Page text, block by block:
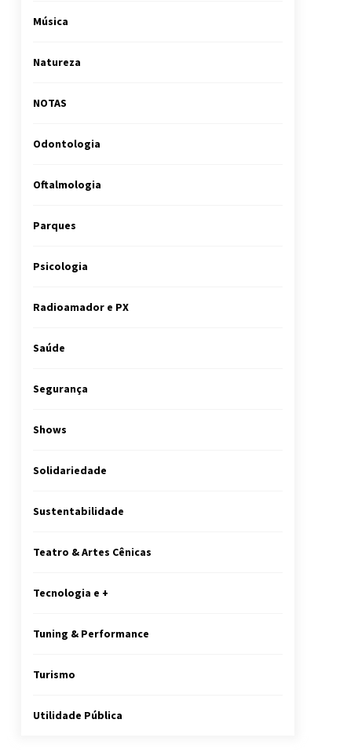
Música
Natureza
NOTAS
Odontologia
Oftalmologia
Parques
Psicologia
Radioamador e PX
Saúde
Segurança
Shows
Solidariedade
Sustentabilidade
Teatro & Artes Cênicas
Tecnologia e +
Tuning & Performance
Turismo
Utilidade Pública